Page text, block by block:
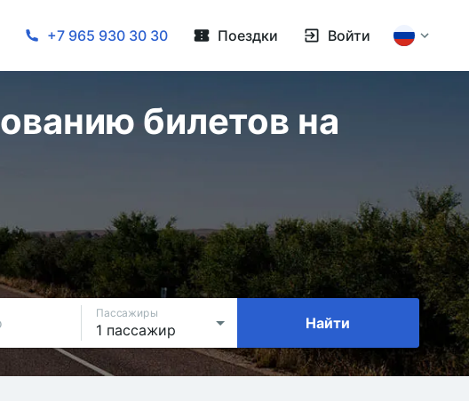
+7 965 930 30 30 Поездки Войти
билетов на
Пассажиры
Найти